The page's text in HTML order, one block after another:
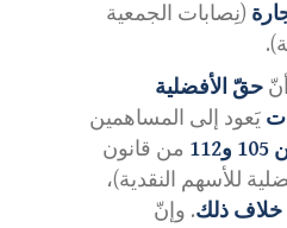
(نِصابات الجمعية
حقّ الأفضلية
يَعود إلى المساهمين
من قانون
للأسهم النقدية)،
خلاف ذلك. وإنّ